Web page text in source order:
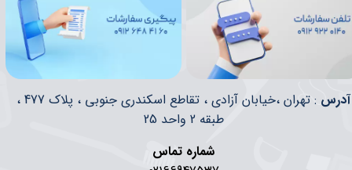
​​آدرس
: تهران ،خیابان آزادی ، تقاطع اسکندری جنوبی ، پلاک 477 ،
طبقه 2 واحد 25
شماره تماس